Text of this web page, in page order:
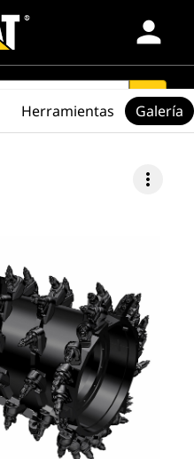
person
search
more_vert
Herramientas Galería